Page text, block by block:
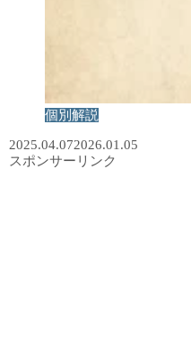
個別解説
2025.04.072026.01.05
スポンサーリンク